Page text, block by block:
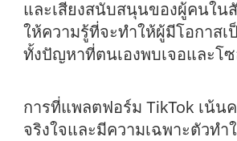
และเสียงสนับสนุนของผู้คนใน
ให้ความรู้ที่จะทำให้ผู้มีโอกาสเ
ทั้งปัญหาที่ตนเองพบเจอและโ
การที่แพลตฟอร์ม TikTok เน้น
จริงใจและมีความเฉพาะตัวทำ